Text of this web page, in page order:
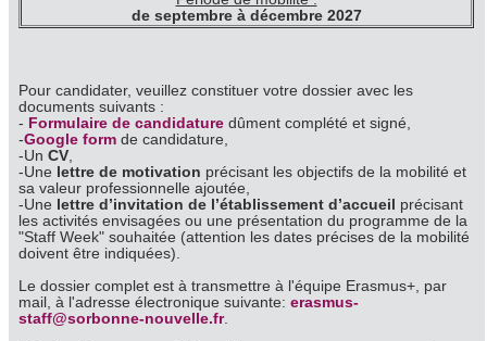
d'autres informations que vous leur avez fournies ou qu'ils
de septembre à décembre 2027
Pour candidater, veuillez constituer votre dossier avec les
documents suivants :
- Formulaire de candidature dûment complété et signé,
-Google form de candidature,
-Un CV
-Une lettre de motivation précisant les objectifs de la mobilité et
sa valeur professionnelle ajoutée,
-Une lettre d’invitation de l’établissement d’accueil précisant
les activités envisagées ou une présentation du programme de la
"Staff Week" souhaitée (attention les dates précises de la mobilité
doivent être indiquées).
Le dossier complet est à transmettre à l'équipe Erasmus+, par
mail, à l'adresse électronique suivante: erasmus-
staff@sorbonne-nouvelle.fr.